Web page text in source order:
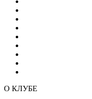
О КЛУБЕ